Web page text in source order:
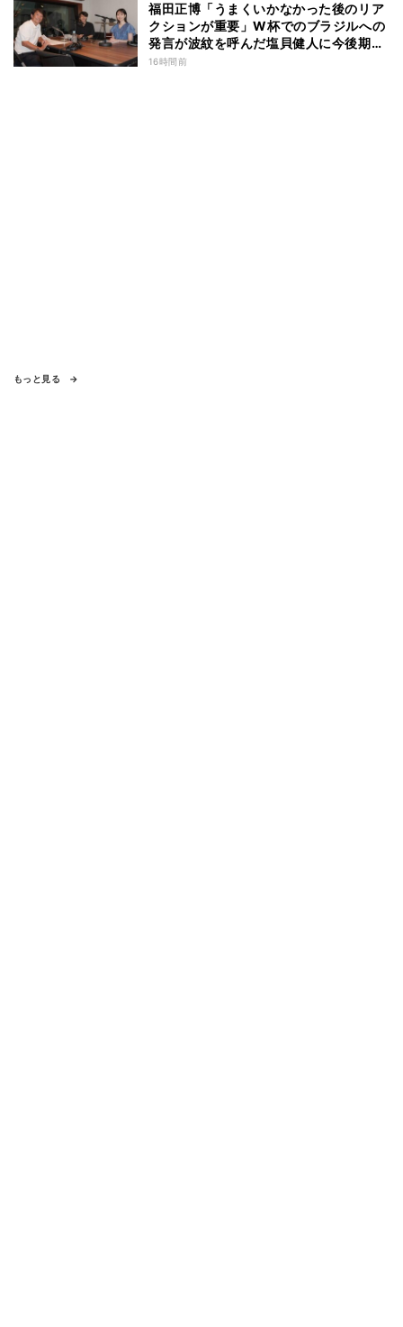
福田正博「うまくいかなかった後のリア
クションが重要」W杯でのブラジルへの
発言が波紋を呼んだ塩貝健人に今後期待
することは？
16時間前
もっと見る